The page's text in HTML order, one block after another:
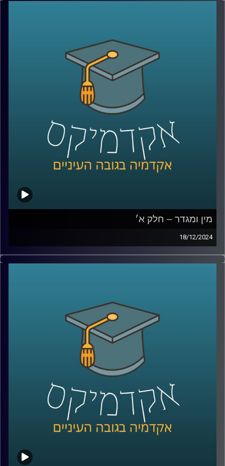
אז שוב איתנו כאן פרופ תמר שגיא,מבית הספר ברוך איבצר
לפסיכולוגיה באוניברסיטת רייכמן
AudioVersity
מין ומגדר – חלק א׳
18/12/2024
בפרק הזה נצלול לתחום מרתק שנוגע בכולנו אבל לא תמיד
אנחנו חושבים עליו: כיצד השפעות מגדריות יכולות לעצב את
מהלבוש ועד לפעילויות שהם בוחרים, אבל האם חשבתם על
כך שהחלטות אלו עשויות גם להשפיע על תחומי העניין
והכישורים שלהם?
בפרק הזה, נארח את פרופסור תמר שגיא מבית הספר ברוך
איבצ׳ר לפסיכולוגיה שתחשוף כיצד מסרים מגדריים, שלעתים
איננו מודעים להם, יכולים לעצב את האופן שבו ילדים תופסים
את עצמם ואת האפשרויות מונחות בפניהם
קרדיט תמונות:AudioVersity